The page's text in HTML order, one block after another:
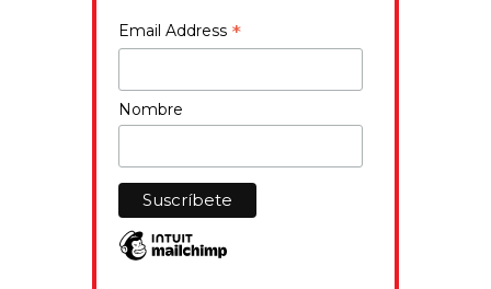
Email Address *
Nombre